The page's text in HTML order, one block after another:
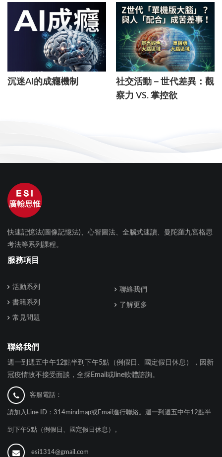
沉迷AI的成癮機制
社交活動－世代差異：觀
察力 VS. 掌控欲
快速記憶法(圖像記憶法)、心智圖法、全腦式速讀、曼陀羅九宮格思
考法等系列課程。
服務項目
活動系列
書籍系列
常見問題
聯絡我們
了解更多
聯絡我們
週一到週五中午12點半到下午5點（例假日、國定假日休息），因新
冠疫情故不接受面談，全採Email或line軟體諮詢。
客服電話：
請加入Line ID：314mindmap或Email進行聯絡。週一到週五中午12點半
到下午5點（例假日、國定假日休息）。
esi1314@gmail.com